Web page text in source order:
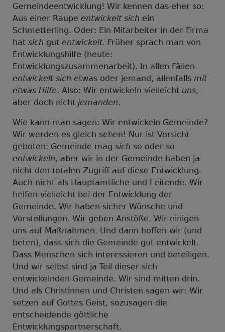
Gemeindeentwicklung! Wir kennen das eher so:
Aus einer Raupe entwickelt sich ein
Schmetterling. Oder: Ein Mitarbeiter in der Firma
hat sich gut entwickelt. Früher sprach man von
Entwicklungshilfe (heute:
Entwicklungszusammenarbeit). In allen Fällen
entwickelt sich etwas oder jemand, allenfalls mit
etwas Hilfe. Also: Wir entwickeln vielleicht uns,
aber doch nicht jemanden.
Wie kann man sagen: Wir entwickeln Gemeinde?
Wir werden es gleich sehen! Nur ist Vorsicht
geboten: Gemeinde mag sich so oder so
entwickeln, aber wir in der Gemeinde haben ja
nicht den totalen Zugriff auf diese Entwicklung.
Auch nicht als Hauptamtliche und Leitende. Wir
helfen vielleicht bei der Entwicklung der
Gemeinde. Wir haben sicher Wünsche und
Vorstellungen. Wir geben Anstöße. Wir einigen
uns auf Maßnahmen. Und dann hoffen wir (und
beten), dass sich die Gemeinde gut entwickelt.
Dass Menschen sich interessieren und beteiligen.
Und wir selbst sind ja Teil dieser sich
entwickelnden Gemeinde. Wir sind mitten drin.
Und als Christinnen und Christen sagen wir: Wir
setzen auf Gottes Geist, sozusagen die
entscheidende göttliche
Entwicklungspartnerschaft.